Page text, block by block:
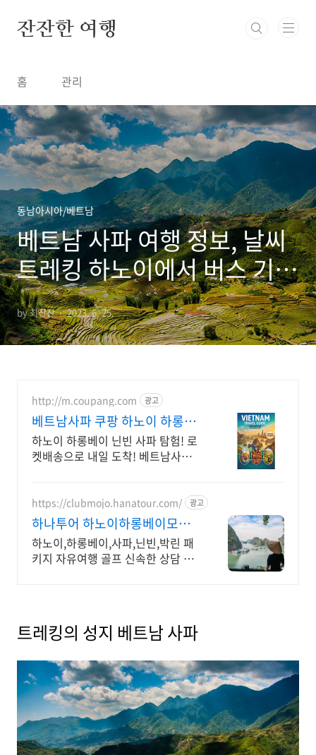
잔잔한 여행
홈 관리
동남아시아/베트남
베트남 사파 여행 정보, 날씨
트레킹 하노이에서 버스 기차
로 가는 방법 추천 명소
by 최잔잔 2023. 6. 25.
http://m.coupang.com 광고
베트남사파 쿠팡 하노이 하롱베
이
하노이 하롱베이 닌빈 사파 탐험! 로
켓배송으로 내일 도착! 베트남사파
https://clubmojo.hanatour.com/ 광고
하나투어 하노이하롱베이모든
것 하나투어 공식예약 인증센터
하노이,하롱베이,사파,닌빈,박린 패
키지 자유여행 골프 신속한 상담 및
트레킹의 성지 베트남 사파